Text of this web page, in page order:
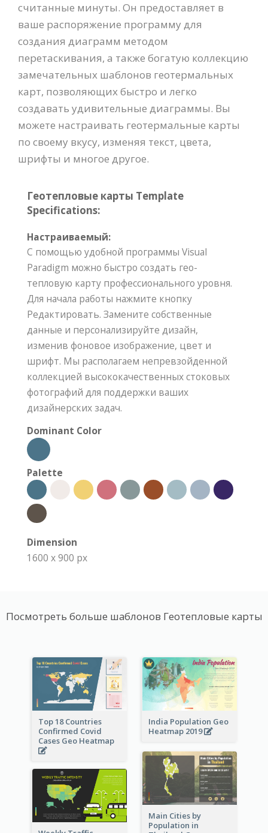
считанные минуты. Он предоставляет в
ваше распоряжение программу для
создания диаграмм методом
перетаскивания, а также богатую коллекцию
замечательных шаблонов геотермальных
карт, позволяющих быстро и легко
создавать удивительные диаграммы. Вы
можете настраивать геотермальные карты
по своему вкусу, изменяя текст, цвета,
шрифты и многое другое.
Геотепловые карты Template
Specifications:
Настраиваемый:
С помощью удобной программы Visual
Paradigm можно быстро создать гео-
тепловую карту профессионального уровня.
Для начала работы нажмите кнопку
Редактировать. Замените собственные
данные и персонализируйте дизайн,
изменив фоновое изображение, цвет и
шрифт. Мы располагаем непревзойденной
коллекцией высококачественных стоковых
фотографий для поддержки ваших
дизайнерских задач.
Dominant Color
Palette
Dimension
1600 x 900 px
Посмотреть больше шаблонов Геотепловые карты
Top 18 Countries
Confirmed Covid
Cases Geo Heatmap
India Population Geo
Heatmap 2019
Main Cities by
Population in